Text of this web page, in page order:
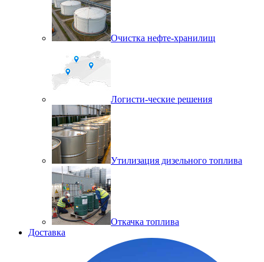
Очистка нефте-хранилищ
Логисти-ческие решения
Утилизация дизельного топлива
Откачка топлива
Доставка